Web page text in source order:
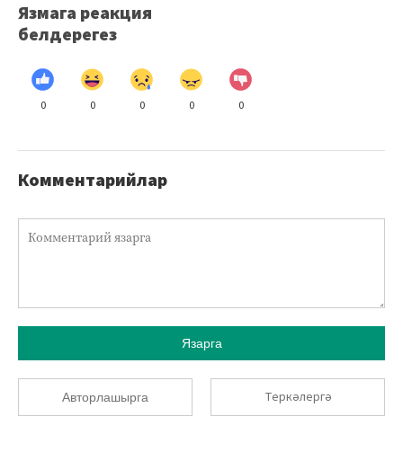
Язмага реакция
белдерегез
0 0 0 0 0
Комментарийлар
Язарга
Авторлашырга Теркәлергә